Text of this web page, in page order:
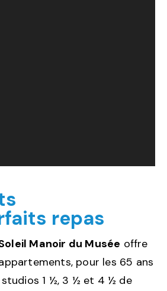
repas
Manoir du Musée offre
pour les 65 ans
1 ½, 3 ½ et 4 ½ de